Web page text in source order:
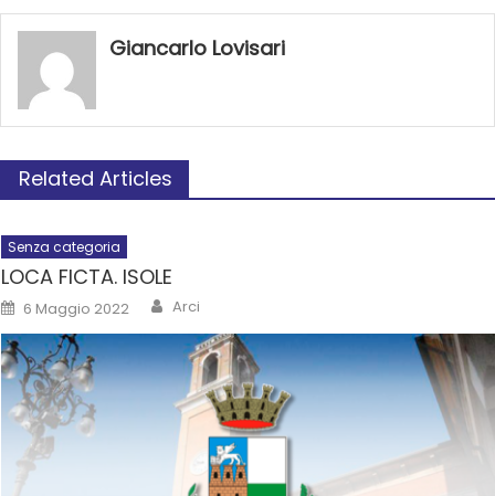
Giancarlo Lovisari
Related Articles
Senza categoria
LOCA FICTA. ISOLE
6 Maggio 2022 Arci